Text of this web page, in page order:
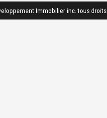
Immobilier inc. tous droits